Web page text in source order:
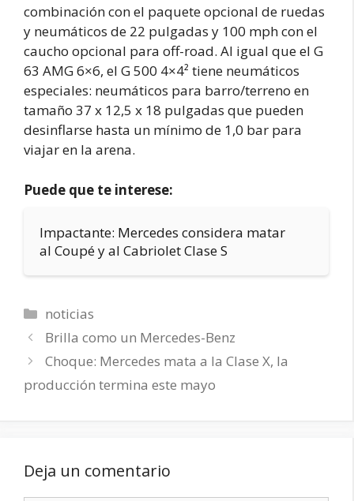
combinación con el paquete opcional de ruedas
y neumáticos de 22 pulgadas y 100 mph con el
caucho opcional para off-road. Al igual que el G
63 AMG 6×6, el G 500 4×4² tiene neumáticos
especiales: neumáticos para barro/terreno en
tamaño 37 x 12,5 x 18 pulgadas que pueden
desinflarse hasta un mínimo de 1,0 bar para
viajar en la arena.
Puede que te interese:
Impactante: Mercedes considera matar
al Coupé y al Cabriolet Clase S
Categorías
noticias
Brilla como un Mercedes-Benz
Choque: Mercedes mata a la Clase X, la
producción termina este mayo
Deja un comentario